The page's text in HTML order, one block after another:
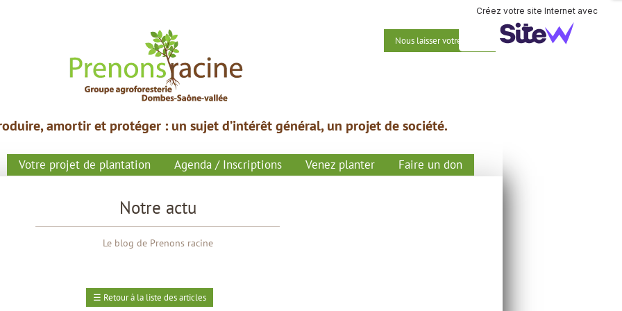
Créez votre site Internet avec
Votre projet de plantation Agenda / Inscriptions Venez planter Faire un don
amortir et protéger : un sujetd’intérêt général, un projet de société.
Nous laisser votre email
Notre actu
Le blog de Prenons racine
☰ Retour à la liste des articles